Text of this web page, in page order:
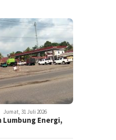
Jumat, 31 Juli 2026
Lumbung Energi,